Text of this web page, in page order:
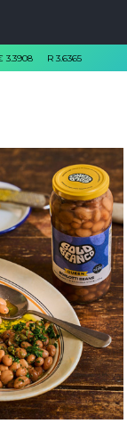
3.3908 R3.6365